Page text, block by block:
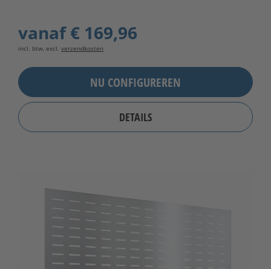
vanaf€ 169,96
incl. btw, excl. verzendkosten
NU CONFIGUREREN
DETAILS